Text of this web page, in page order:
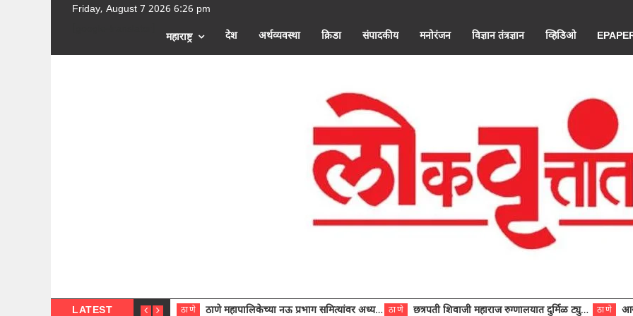
Friday, August 7 2026 6:26 pm
महाराष्ट्र देश अर्थव्यवस्था क्रिडा संपादकीय मनोरंजन विज्ञान तंत्रज्ञान व्हिडिओ
LATEST ठाणे ठाणे महापालिकेच्या नऊ प्रभाग समित्यांवर अध्यक्ष विराजमान ठाणे छत्रपती शिवाजी महाराज रुग्णालयात दुर्मिळ ट्युमरची यशस्वी शस्त्रक्रिया ठाणे आरोग्य